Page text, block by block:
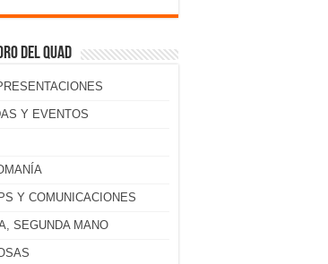
del Quad
Y EVENTOS
Y COMUNICACIONES
SEGUNDA MANO